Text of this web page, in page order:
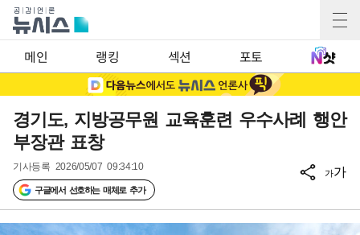
메인 랭킹 섹션 포토
경기도, 지방공무원 교육훈련 우수사례 행안
부장관 표창
기사등록 2026/05/07 09:34:10
구글에서 선호하는 매체로 추가
가가